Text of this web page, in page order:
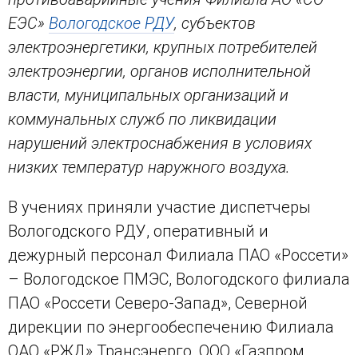
ЕЭС» Вологодское РДУ, субъектов
электроэнергетики, крупных потребителей
электроэнергии, органов исполнительной
власти, муниципальных организаций и
коммунальных служб по ликвидации
нарушений электроснабжения в условиях
низких температур наружного воздуха.
В учениях приняли участие диспетчеры
Вологодского РДУ, оперативный и
дежурный персонал Филиала ПАО «Россети»
– Вологодское ПМЭС, Вологодского филиала
ПАО «Россети Северо-Запад», Северной
дирекции по энергообеспечению Филиала
ОАО «РЖД» Трансэнерго, ООО «Газпром